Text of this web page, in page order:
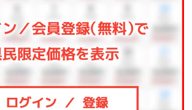
のご利用について：ご到着のお手続き後